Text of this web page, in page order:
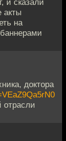
и сказали
акты
на
доктора
отрасли